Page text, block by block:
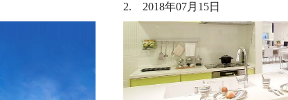
2. 2018年07月15日